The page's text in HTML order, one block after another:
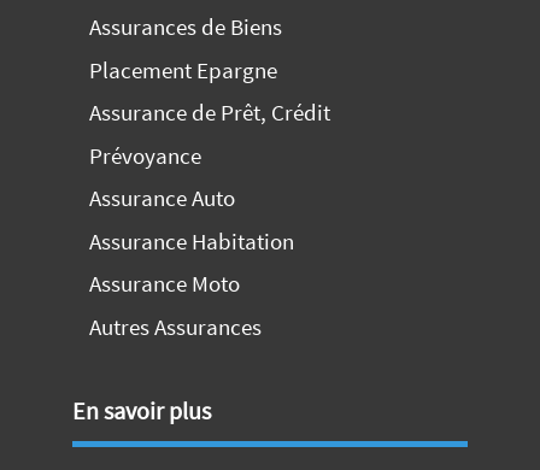
Assurances de Biens
Placement Epargne
Assurance de Prêt, Crédit
Prévoyance
Assurance Auto
Assurance Habitation
Assurance Moto
Autres Assurances
En savoir plus